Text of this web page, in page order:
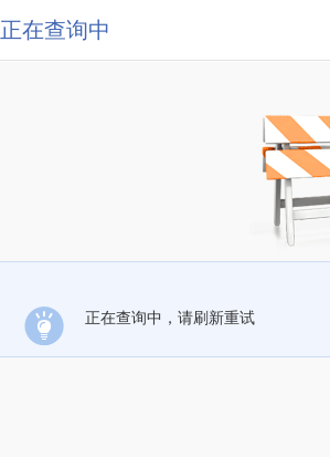
正在查询中
正在查询中，请刷新重试